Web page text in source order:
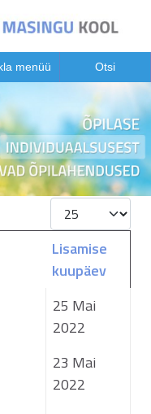
menüü Otsi
Näita korraga
Lisamise
kuupäev
25 Mai
2022
23 Mai
2022